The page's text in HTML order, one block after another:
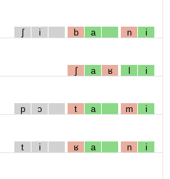
ʃ i b a n i
ʃ a ʁ l i
p ɔ t a m i
t i ʁ a n i